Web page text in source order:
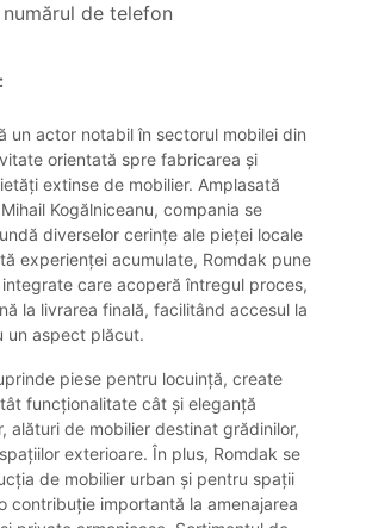
de telefon
un actor notabil în sectorul mobilei din
orientată spre fabricarea și
extinse de mobilier. Amplasată
Kogălniceanu, compania se
diverselor cerințe ale pieței locale
experienței acumulate, Romdak pune
care acoperă întregul proces,
la livrarea finală, facilitând accesul la
un aspect plăcut.
piese pentru locuință, create
funcționalitate cât și eleganță
alături de mobilier destinat grădinilor,
exterioare. În plus, Romdak se
de mobilier urban și pentru spații
contribuție importantă la amenajarea